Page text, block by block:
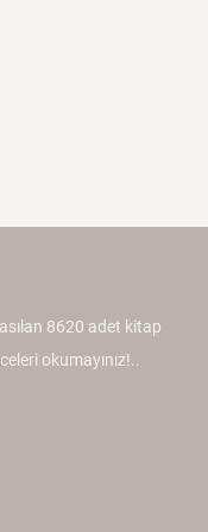
8620 adet kitap
okumayınız!..